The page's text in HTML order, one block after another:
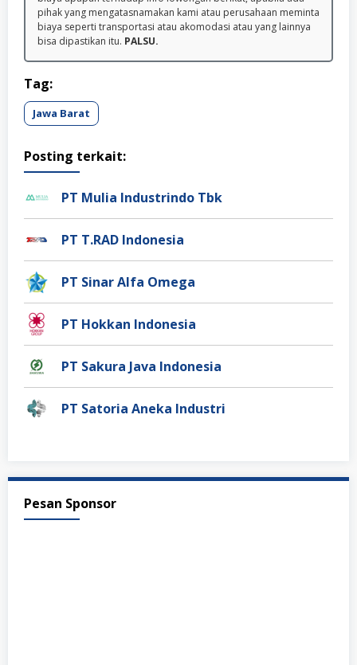
pihak yang mengatasnamakan kami atau perusahaan meminta
biaya seperti transportasi atau akomodasi atau yang lainnya
bisa dipastikan itu. PALSU.
Tag:
Jawa Barat
Posting terkait:
PT Mulia Industrindo Tbk
PT T.RAD Indonesia
PT Sinar Alfa Omega
PT Hokkan Indonesia
PT Sakura Java Indonesia
PT Satoria Aneka Industri
Pesan Sponsor